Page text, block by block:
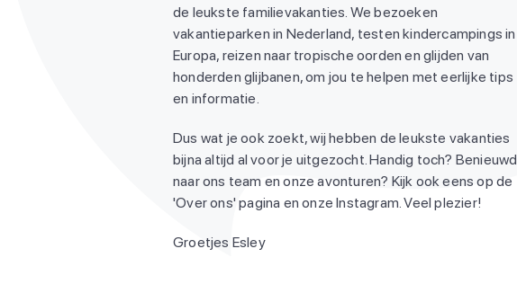
de leukste familievakanties. We bezoeken
vakantieparken in Nederland, testen kindercampings in
Europa, reizen naar tropische oorden en glijden van
honderden glijbanen, om jou te helpen met eerlijke tips
en informatie.
Dus wat je ook zoekt, wij hebben de leukste vakanties
bijna altijd al voor je uitgezocht. Handig toch? Benieuwd
naar ons team en onze avonturen? Kijk ook eens op de
'Over ons' pagina en onze Instagram. Veel plezier!
Groetjes Esley